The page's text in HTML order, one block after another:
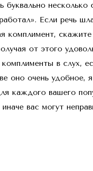
несколько
Если речь
комплимент,
от этого
в слух,
оно очень удобное,
каждого вашего
вас могут